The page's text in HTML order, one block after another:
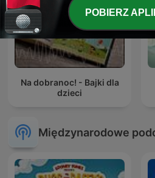
Na dobranoc! - Bajki dla
dzieci
Międzynarodowe
POBIERZ